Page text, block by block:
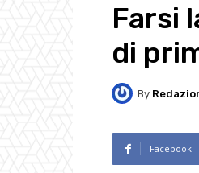
Farsi
di
By
Facebook